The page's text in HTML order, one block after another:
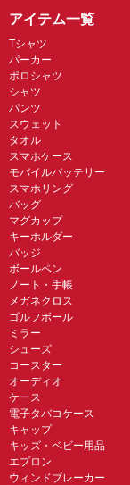
アイテム一覧
Tシャツ
パーカー
ポロシャツ
シャツ
パンツ
スウェット
タオル
スマホケース
モバイルバッテリー
スマホリング
バッグ
マグカップ
キーホルダー
バッジ
ボールペン
ノート・手帳
メガネクロス
ゴルフボール
ミラー
シューズ
コースター
オーディオ
ケース
電子タバコケース
キャップ
キッズ・ベビー用品
エプロン
ウィンドブレーカー